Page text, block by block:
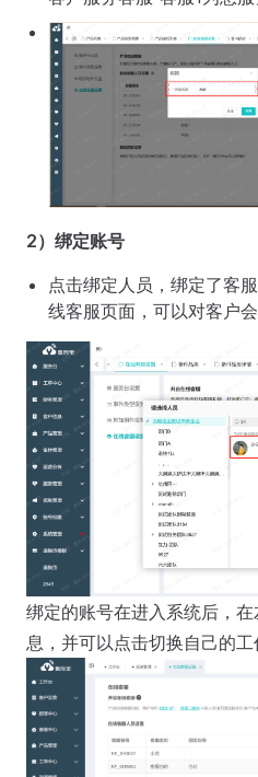
2）绑定账号
点击绑定人员，绑定了客
线客服页面，可以对客户
绑定的账号在进入系统后，
息，并可以点击切换自己的